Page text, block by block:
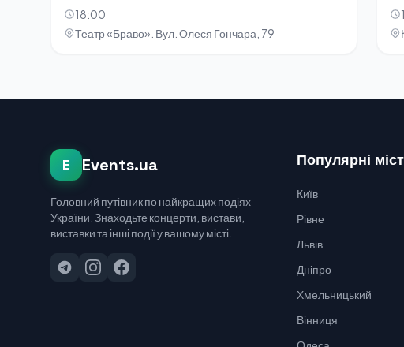
18:00
Театр «Браво». Вул. Олеся Гончара, 79
E Events.ua
Головний путівник по найкращих подіях
України. Знаходьте концерти, вистави,
виставки та інші події у вашому місті.
Популярні
Київ
Рівне
Львів
Дніпро
Хмельницький
Вінниця